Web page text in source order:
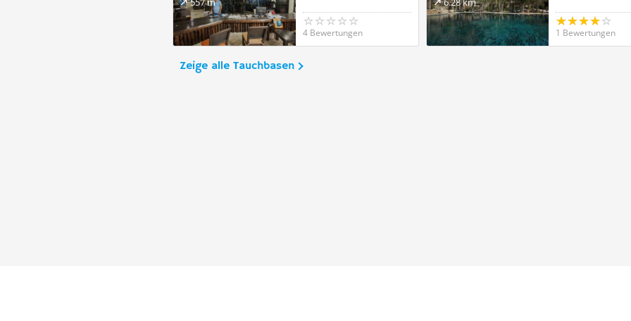
4 Bewertungen 1 Bewertungen
Zeige alle Tauchbasen